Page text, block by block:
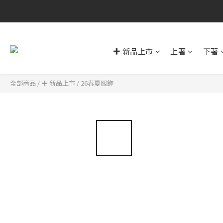
✚ 新品上市 上著 下著
全部商品 / ✚ 新品上市 / 26春夏服飾